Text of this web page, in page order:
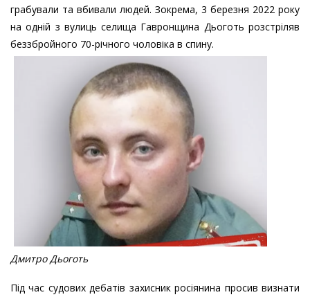
грабували та вбивали людей. Зокрема, 3 березня 2022 року
на одній з вулиць селища Гавронщина Дьоготь розстріляв
беззбройного 70-річного чоловіка в спину.
Дмитро Дьоготь
Під час судових дебатів захисник росіянина просив визнати